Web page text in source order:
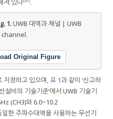
져 있다
.
1.UWB 대역과 채널 | UWB
Original Figure
지정하고 있으며,표 1과 같이 ‘신고하
비의 기술기준’에서 UWB 기술기
(CH3)와 6.0~10.2
한 주파수대역을 사용하는 무선기